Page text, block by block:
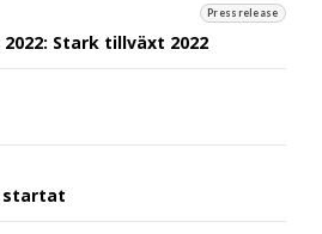
Pressrelease
Stark tillväxt 2022
startat